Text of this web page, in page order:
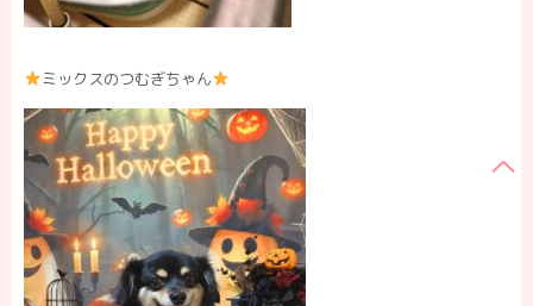
ミックスのつむぎちゃん